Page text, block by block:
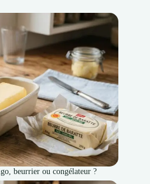
beurrier ou congélateur ?